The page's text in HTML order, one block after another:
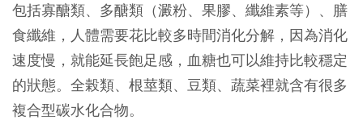
包括寡醣類、多醣類（澱粉、果膠、纖維素等）、膳
食纖維，人體需要花比較多時間消化分解，因為消化
速度慢，就能延長飽足感，血糖也可以維持比較穩定
的狀態。全榖類、根莖類、豆類、蔬菜裡就含有很多
複合型碳水化合物。